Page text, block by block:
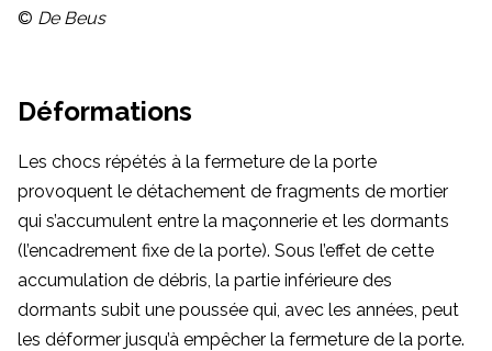
© De Beus
Déformations
Les chocs répétés à la fermeture de la porte
provoquent le détachement de fragments de mortier
qui s’accumulent entre la maçonnerie et les dormants
(l’encadrement fixe de la porte). Sous l’effet de cette
accumulation de débris, la partie inférieure des
dormants subit une poussée qui, avec les années, peut
les déformer jusqu’à empêcher la fermeture de la porte.